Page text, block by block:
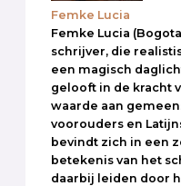
Femke Lucia
Femke Lucia
schrijver, die
een magisch
gelooft in de kracht
waarde aan
voorouders en
bevindt zich in een
betekenis van het
daarbij leiden door